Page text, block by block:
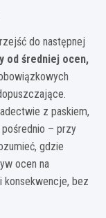
do następnej
od średniej ocen,
z paskiem,
– przy
gdzie
ocen na
konsekwencje, bez